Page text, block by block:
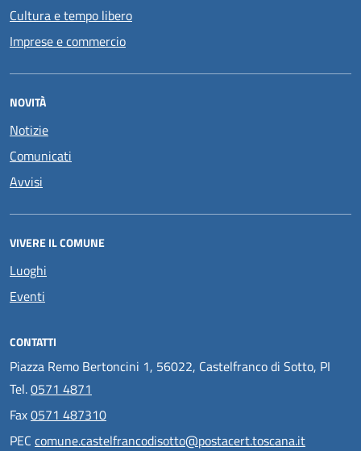
Cultura e tempo libero
Imprese e commercio
NOVITÀ
Notizie
Comunicati
Avvisi
VIVERE IL COMUNE
Luoghi
Eventi
CONTATTI
Piazza Remo Bertoncini 1, 56022, Castelfranco di Sotto, PI
Tel.0571 4871
Fax0571 487310
PEC comune.castelfrancodisotto@postacert.toscana.it